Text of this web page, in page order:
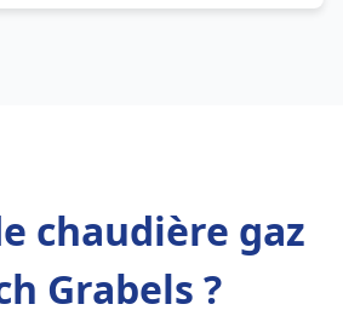
chaudière gaz
Grabels ?